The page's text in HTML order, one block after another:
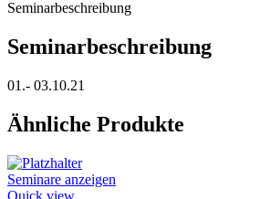
Seminarbeschreibung
Seminarbeschreibung
01.- 03.10.21
Ähnliche Produkte
Seminare anzeigen
Quick view